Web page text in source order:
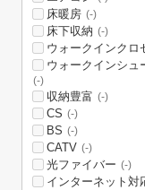
床暖房 (-)
床下収納 (-)
ウォークインクロ
ウォークインシュ
(-)
収納豊富 (-)
CS (-)
BS (-)
CATV (-)
光ファイバー (-)
インターネット対